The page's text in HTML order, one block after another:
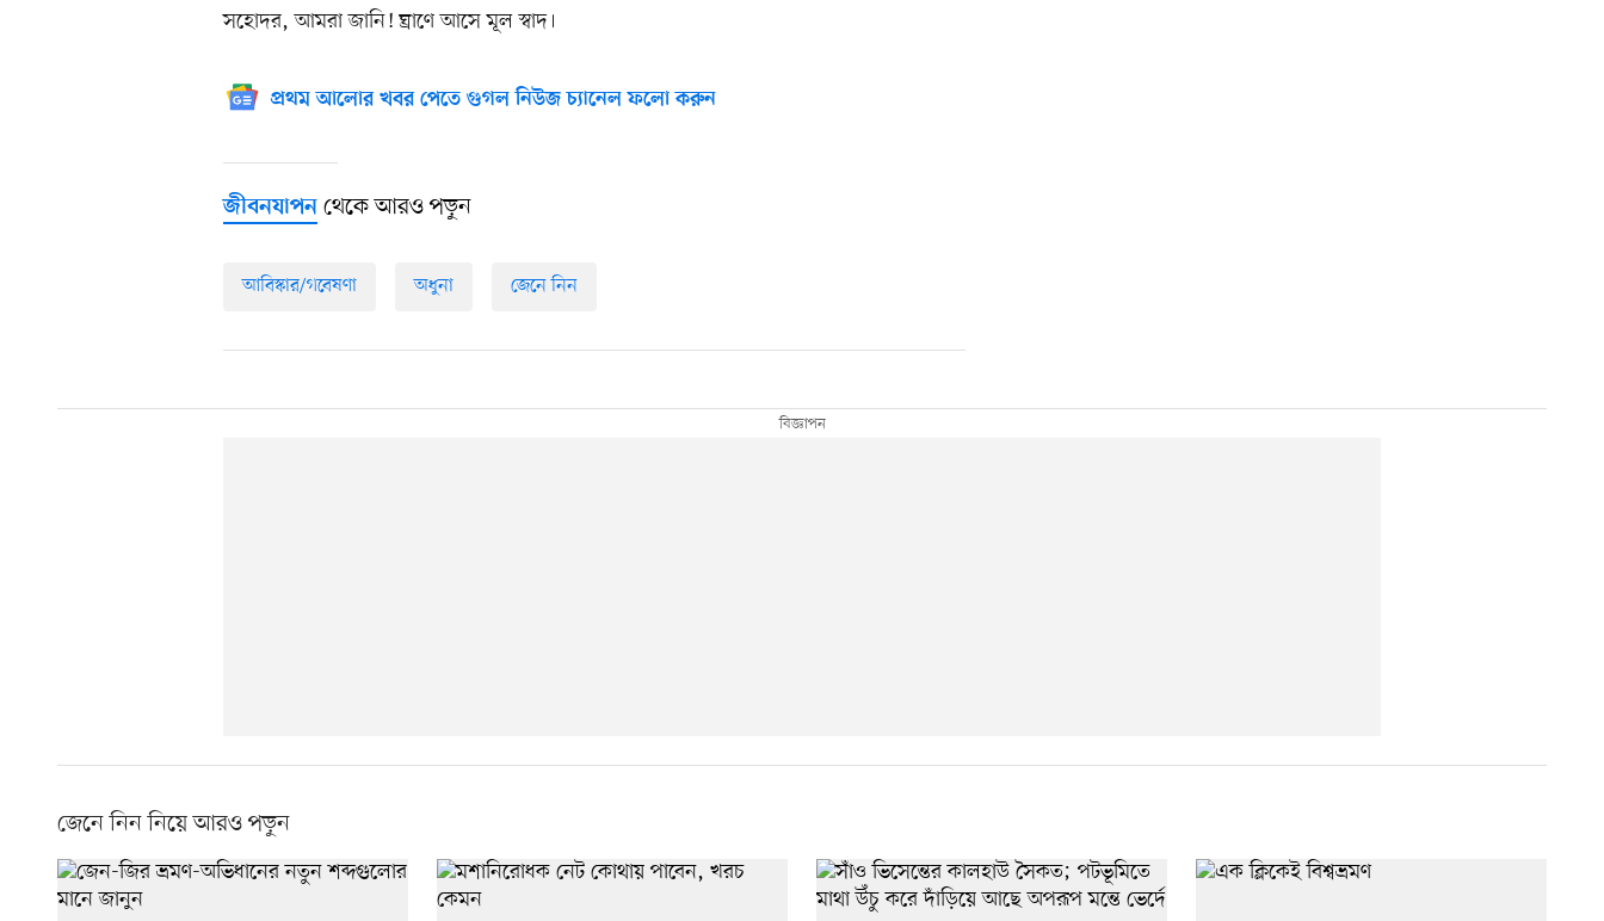
সহোদর, আমরা জানি! ঘ্রাণে আসে মূল স্বাদ।
প্রথম আলোর খবর পেতে গুগল নিউজ চ্যানেল ফলো করুন
জীবনযাপন থেকে আরও পড়ুন
আবিস্কার/গবেষণা অধুনা জেনে নিন
জেনে নিন নিয়ে আরও পড়ুন